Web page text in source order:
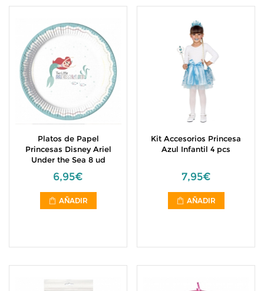
Platos de Papel
Princesas Disney Ariel
Under the Sea 8 ud
6,95€
AÑADIR
Kit Accesorios Princesa
Azul Infantil 4 pcs
7,95€
AÑADIR